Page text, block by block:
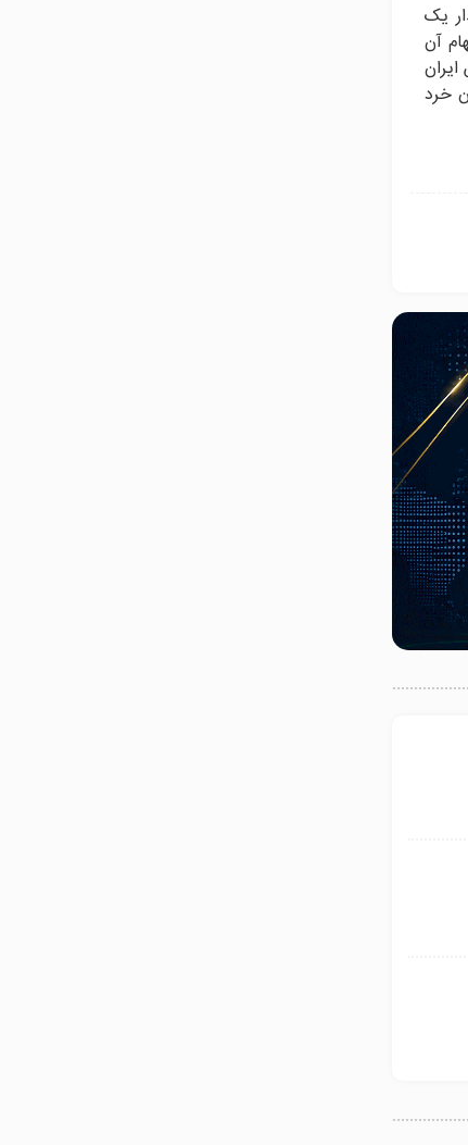
یک
سهام آن
ایران
خرد